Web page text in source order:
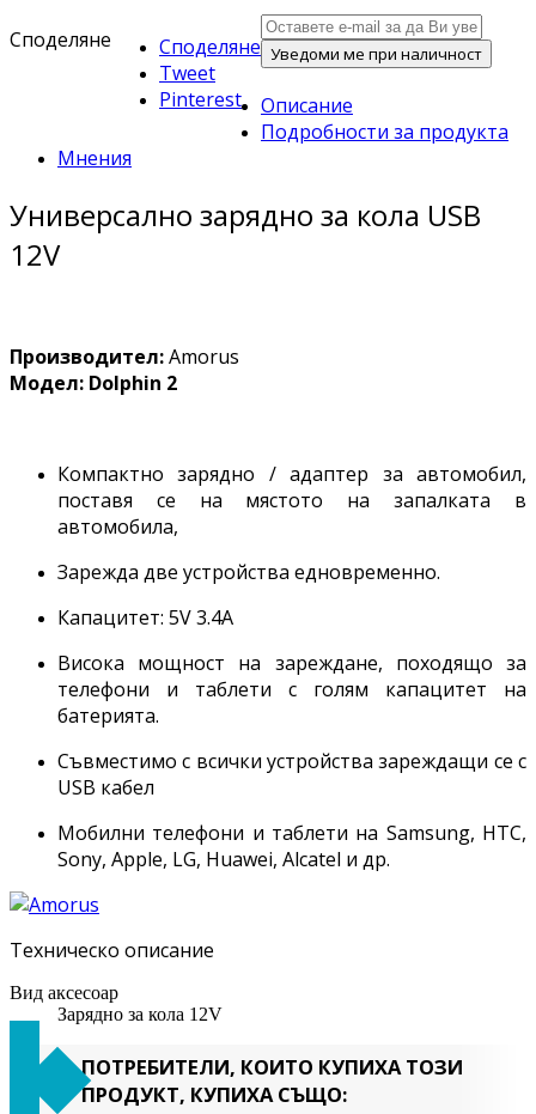
Споделяне
Споделяне
Tweet
Pinterest
Уведоми ме при наличност
Описание
Подробности за продукта
Мнения
Универсално зарядно за кола USB
12V
Производител:Amorus
Модел: Dolphin 2
Компактно зарядно / адаптер за автомобил,
поставя се на мястото на запалката в
автомобила,
Зарежда две устройства едновременно.
Капацитет: 5V 3.4A
Висока мощност на зареждане, походящо за
телефони и таблети с голям капацитет на
батерията.
Съвместимо с всички устройства зареждащи се с
USB кабел
Мобилни телефони и таблети на Samsung, HTC,
Sony, Apple, LG, Huawei, Alcatel и др.
Техническо описание
Вид аксесоар
Зарядно за кола 12V
ПОТРЕБИТЕЛИ, КОИТО КУПИХА ТОЗИ
ПРОДУКТ, КУПИХА СЪЩО: